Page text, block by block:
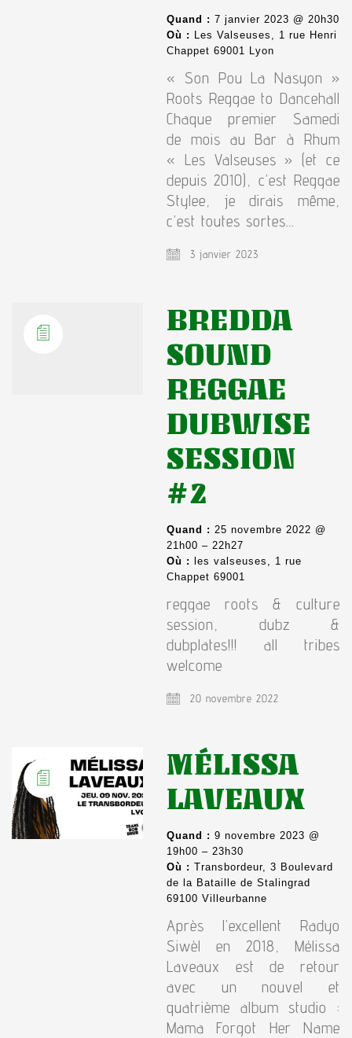
Quand : 7 janvier 2023 @ 20h30
Où : Les Valseuses, 1 rue Henri
Chappet 69001 Lyon
« Son Pou La Nasyon »
Roots Reggae to Dancehall
Chaque premier Samedi
de mois au Bar à Rhum
« Les Valseuses » (et ce
depuis 2010), c’est Reggae
Stylee, je dirais même,
c’est toutes sortes…
3 janvier 2023
BREDDA
SOUND
REGGAE
DUBWISE
SESSION
#2
Quand : 25 novembre 2022 @
21h00 – 22h27
Où :
les valseuses, 1 rue
Chappet 69001
reggae roots & culture
session, dubz &
dubplates!!! all tribes
welcome
20 novembre 2022
MÉLISSA
LAVEAUX
Quand : 9 novembre 2023 @
19h00 – 23h30
Où : Transbordeur, 3 Boulevard
de la Bataille de Stalingrad
69100 Villeurbanne
Après l’excellent Radyo
Siwèl en 2018, Mélissa
Laveaux est de retour
avec un nouvel et
quatrième album studio :
Mama Forgot Her Name